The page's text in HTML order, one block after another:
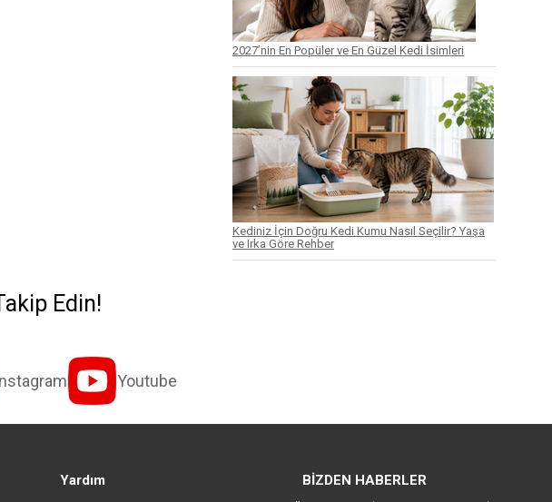
2027’nin En Popüler ve En Güzel Kedi İsimleri
Kediniz İçin Doğru Kedi Kumu Nasıl Seçilir? Yaşa
ve Irka Göre Rehber
Edin!
Youtube
Yardım BİZDEN HABERLER